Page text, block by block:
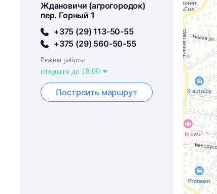
Ждановичи (агрогородок)
пер. Горный 1
+375 (29) 113-50-55
+375 (29) 560-50-55
Режим работы
открыто до 18:00
Построить маршрут